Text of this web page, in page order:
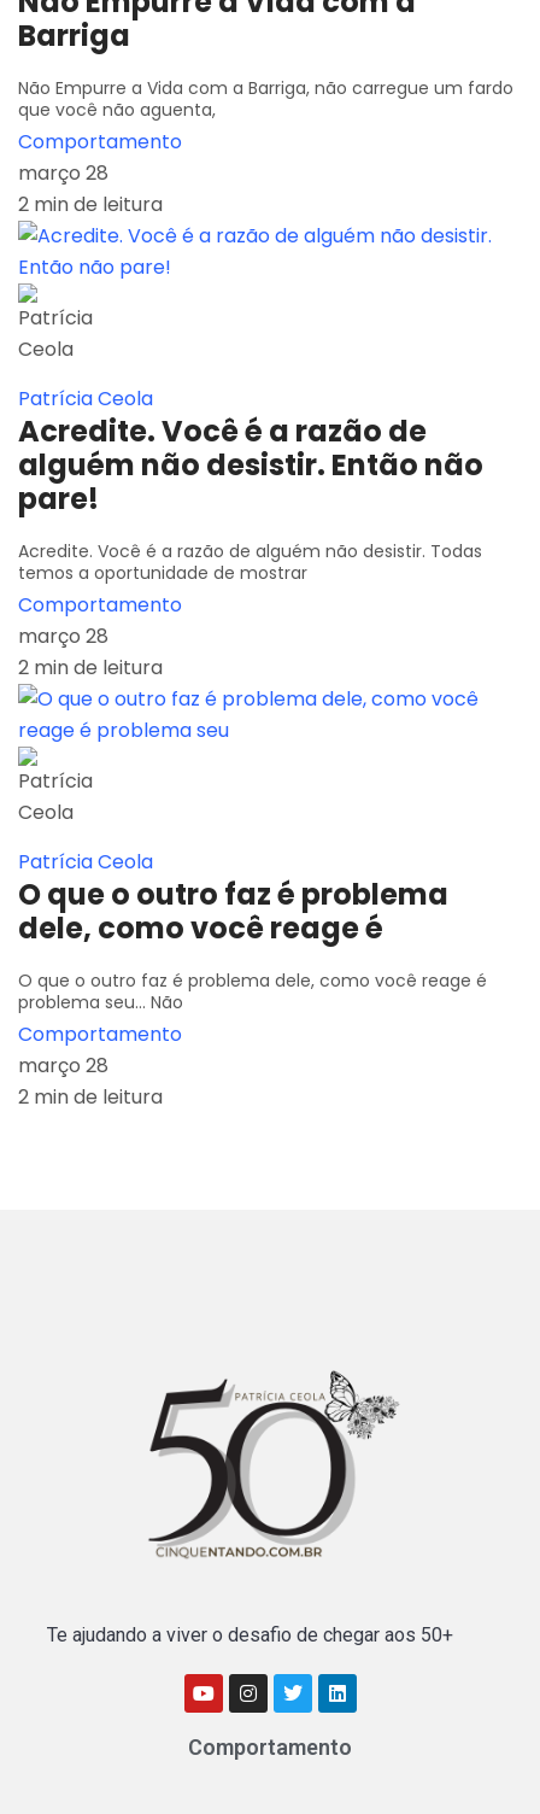
Barriga
Não Empurre a Vida com a Barriga, não carregue um fardo
que você não aguenta,
Comportamento
março 28
2 min de leitura
Patrícia Ceola
Acredite. Você é a razão de
alguém não desistir. Então não
pare!
Acredite. Você é a razão de alguém não desistir. Todas
temos a oportunidade de mostrar
Comportamento
março 28
2 min de leitura
Patrícia Ceola
O que o outro faz é problema
dele, como você reage é
O que o outro faz é problema dele, como você reage é
problema seu... Não
Comportamento
março 28
2 min de leitura
Te ajudando a viver o desafio de chegar aos 50+
Comportamento